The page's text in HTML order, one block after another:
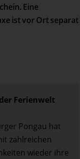
Eine
ist vor Ort separat
Ferienwelt
Pongau hat
zahlreichen
wieder ihre